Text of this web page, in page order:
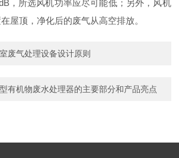
，所选风机功率应尽可能低；另外，风机
屋顶，净化后的废气从高空排放。
废气处理设备设计原则
有机物废水处理器的主要部分和产品亮点